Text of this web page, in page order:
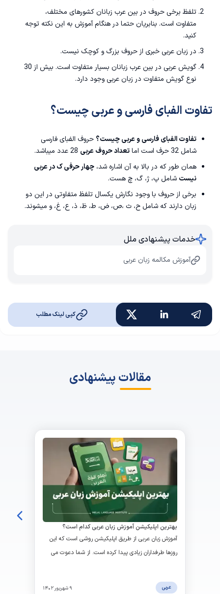
تلفظ برخی حروف در بین عرب زبانان کشورهای مختلف،
متفاوت است. بنابریان حتما در هنگام آموزش به این نکته توجه
کنید.
در زبان عربی خبری از حروف بزرگ و کوچک نیست.
گویش عربی در بین عرب زبانان بسیار متفاوت است. بیش از 30
نوع گویش متفاوت در زبان عربی وجود دارد.
تفاوت الفبای فارسی و عربی چیست؟
تفاوت الفبای فارسی و عربی چیست؟ حروف الفبای فارسی
شامل 32 حرف است اما
تعداد حروف عربی
همان طور که در بالا به آن اشاره شد، چهار حرفی ک در عربی
نیست شامل پ، ژ، گ، چ هست.
برخی از حروف با وجود نگارش یکسال تلفظ متفاوتی در این دو
زبان دارند که شامل ح، ث ،ص، ض، ط، ظ، ذ، ع، غ، و میشوند.
خدمات پیشنهادی ملل
آموزش مکالمه زبان عربی
کپی لینک مطلب
مقالات پیشنهادی
بهترین اپلیکیشن آموزش زبان عربی کدام است؟
آموزش زبان عربی از طریق اپلیکیشن روشی است که این
روزها طرفداران زیادی پیدا کرده است. از شما دعوت می
بفرمایید.
عربی ۹ شهریور ۱۴۰۲